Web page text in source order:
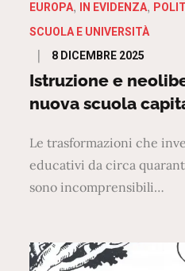
EUROPA IN EVIDENZA
SCUOLA E UNIVERSITÀ
Posted
on
8 DICEMBRE 2025
Istruzione e
nuova scuola
Le trasformazioni che
educativi da circa
sono incomprensibili…